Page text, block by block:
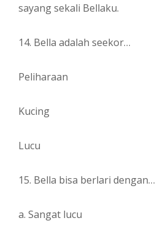
sayang sekali Bellaku.
14. Bella adalah seekor…
Peliharaan
Kucing
Lucu
15. Bella bisa berlari dengan…
a. Sangat lucu